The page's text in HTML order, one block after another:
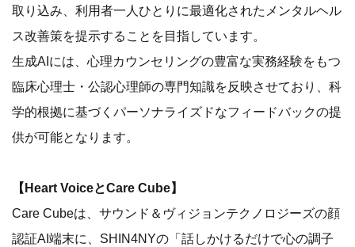
取り込み、利用者一人ひとりに最適化されたメンタルヘル
ス改善策を提示することを目指しています。
生成AIには、心理カウンセリングの豊富な実務経験をもつ
臨床心理士・公認心理師の専門知識を反映させており、科
学的根拠に基づくパーソナライズドなフィードバックの提
供が可能となります。
【Heart VoiceとCare Cube】
Care Cubeは、サウンド＆ヴィジョンテクノロジーズの顔
認証AI端末に、SHIN4NYの「話しかけるだけで心の調子